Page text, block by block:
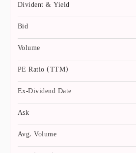
Divident & Yield
Bid
Volume
PE Ratio (TTM)
Ex-Dividend Date
Ask
Avg. Volume